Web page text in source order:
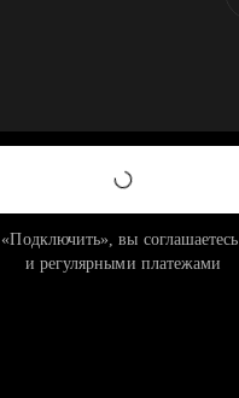
вы соглашаетесь
и регулярными платежами